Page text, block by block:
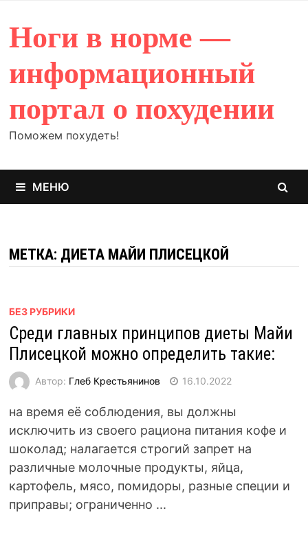
содержимому
Ноги в норме —
информационный
портал о похудении
Поможем похудеть!
МЕНЮ
МЕТКА: ДИЕТА МАЙИ ПЛИСЕЦКОЙ
БЕЗ РУБРИКИ
Среди главных принципов диеты Майи
Плисецкой можно определить такие:
Автор: Глеб Крестьянинов 16.10.2022
на время её соблюдения, вы должны
исключить из своего рациона питания кофе и
шоколад; налагается строгий запрет на
различные молочные продукты, яйца,
картофель, мясо, помидоры, разные специи и
приправы; ограниченно ...